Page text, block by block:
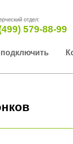
отдел:
579-88-99
подключить